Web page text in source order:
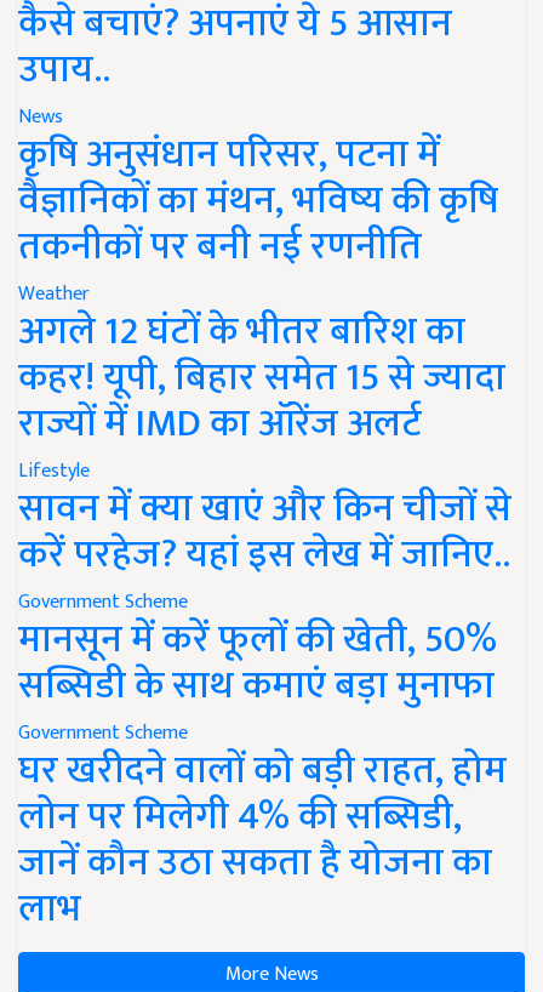
कैसे बचाएं? अपनाएं ये 5 आसान
उपाय..
News
कृषि अनुसंधान परिसर, पटना में
वैज्ञानिकों का मंथन, भविष्य की कृषि
तकनीकों पर बनी नई रणनीति
Weather
अगले 12 घंटों के भीतर बारिश का
कहर! यूपी, बिहार समेत 15 से ज्यादा
राज्यों में IMD का ऑरेंज अलर्ट
Lifestyle
सावन में क्या खाएं और किन चीजों से
करें परहेज? यहां इस लेख में जानिए..
Government Scheme
मानसून में करें फूलों की खेती, 50%
सब्सिडी के साथ कमाएं बड़ा मुनाफा
Government Scheme
घर खरीदने वालों को बड़ी राहत, होम
लोन पर मिलेगी 4% की सब्सिडी,
जानें कौन उठा सकता है योजना का
लाभ
More News